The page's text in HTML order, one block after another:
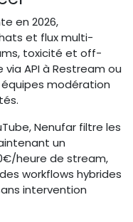
en 2026,
et flux multi-
toxicité et off-
API à Restream ou
équipes modération
Nenufar filtre les
un
heure de stream,
workflows hybrides
intervention